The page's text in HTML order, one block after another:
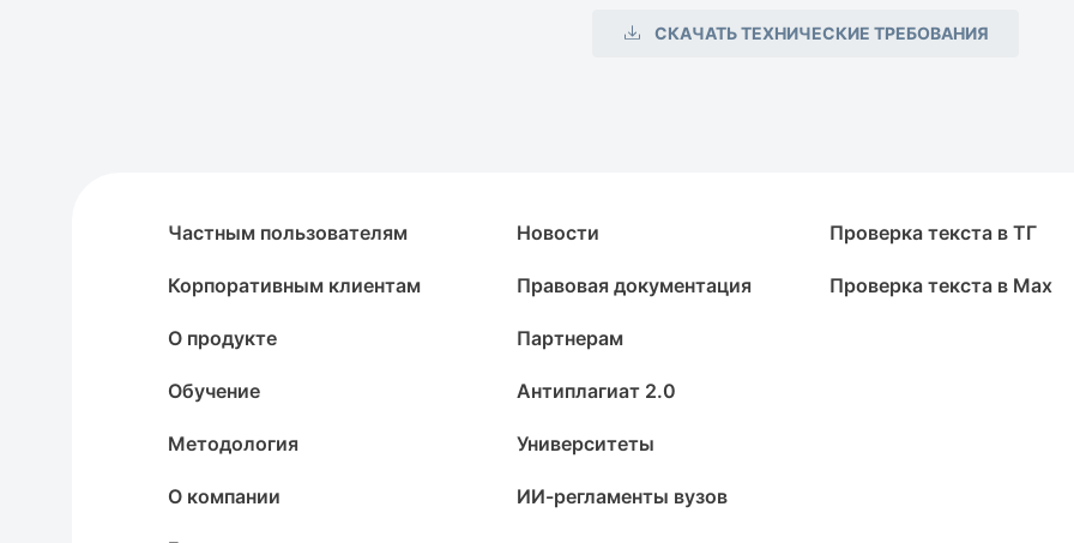
СКАЧАТЬ ТЕХНИЧЕСКИЕ ТРЕБОВАНИЯ
Частным пользователям
Корпоративным клиентам
О продукте
Обучение
Методология
О компании
Новости
Правовая документация
Партнерам
Антиплагиат 2.0
Университеты
ИИ-регламенты вузов
Проверка текста в ТГ
Проверка текста в Max